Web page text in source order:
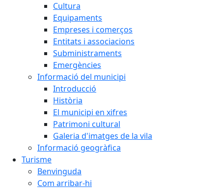
Cultura
Equipaments
Empreses i comerços
Entitats i associacions
Subministraments
Emergències
Informació del municipi
Introducció
Història
El municipi en xifres
Patrimoni cultural
Galeria d'imatges de la vila
Informació geogràfica
Turisme
Benvinguda
Com arribar-hi